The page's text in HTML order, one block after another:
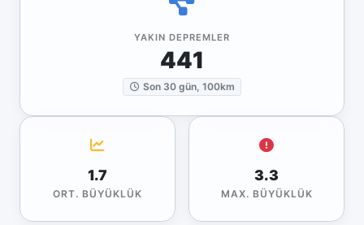
YAKIN DEPREMLER
441
Son 30 gün, 100km
1.7
ORT. BÜYÜKLÜK
3.3
MAX. BÜYÜKLÜK